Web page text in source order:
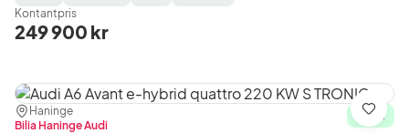
Type:
Year:
Type:
Kontantpris
249 900 kr
Plats:
Haninge
Återförsäljare:
Bilia Haninge Audi
I lager
Spara